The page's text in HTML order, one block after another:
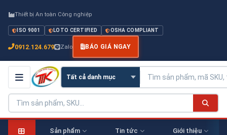
Thiết bị An toàn Công nghiệp
ISO 9001 LOTO CERTIFIED OSHA COMPLIANT
0912.124.679 Zalo BÁO GIÁ NGAY
Sản phẩm Tin tức Giới thiệu